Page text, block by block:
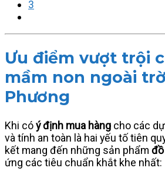
3
Ưu điểm vượt trội
mầm non ngoài
Phương
Khi cóý định mua hàng cho các
và tính an toàn là hai yếu tố tiên
kết mang đến những sản phẩm
ứng các tiêu chuẩn khắt khe nhất: